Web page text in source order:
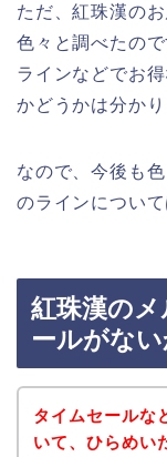
ただ、紅珠漢の
色々と調べたの
ラインなどでお
かどうかは分かり
なので、今後も
のラインについ
紅珠漢の
ールがな
タイムセールな
いて、ひらめい